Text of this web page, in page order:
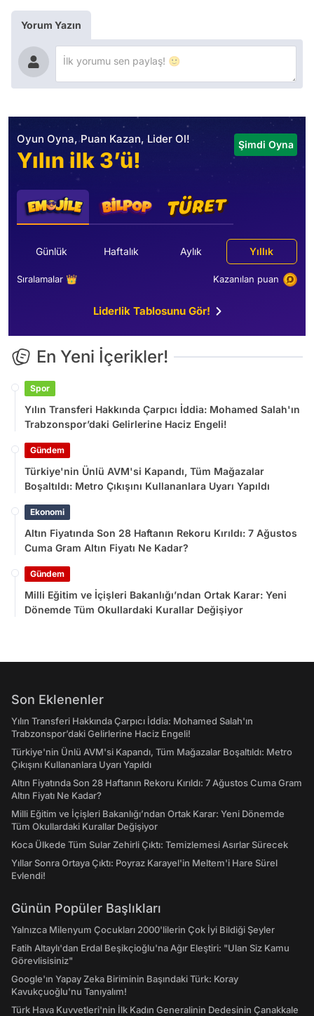
Yorum Yazın
Oyun Oyna, Puan Kazan, Lider Ol!
Yılın ilk 3’ü!
Şimdi Oyna
Günlük Haftalık Aylık Yıllık
Sıralamalar 👑 Kazanılan puan
Liderlik Tablosunu Gör!
En Yeni İçerikler!
Spor
Yılın Transferi Hakkında Çarpıcı İddia: Mohamed Salah'ın
Trabzonspor’daki Gelirlerine Haciz Engeli!
Gündem
Türkiye'nin Ünlü AVM'si Kapandı, Tüm Mağazalar
Boşaltıldı: Metro Çıkışını Kullananlara Uyarı Yapıldı
Ekonomi
Altın Fiyatında Son 28 Haftanın Rekoru Kırıldı: 7 Ağustos
Cuma Gram Altın Fiyatı Ne Kadar?
Gündem
Milli Eğitim ve İçişleri Bakanlığı’ndan Ortak Karar: Yeni
Dönemde Tüm Okullardaki Kurallar Değişiyor
Son Eklenenler
Yılın Transferi Hakkında Çarpıcı İddia: Mohamed Salah'ın
Trabzonspor’daki Gelirlerine Haciz Engeli!
Türkiye'nin Ünlü AVM'si Kapandı, Tüm Mağazalar Boşaltıldı: Metro
Çıkışını Kullananlara Uyarı Yapıldı
Altın Fiyatında Son 28 Haftanın Rekoru Kırıldı: 7 Ağustos Cuma Gram
Altın Fiyatı Ne Kadar?
Milli Eğitim ve İçişleri Bakanlığı’ndan Ortak Karar: Yeni Dönemde
Tüm Okullardaki Kurallar Değişiyor
Koca Ülkede Tüm Sular Zehirli Çıktı: Temizlemesi Asırlar Sürecek
Yıllar Sonra Ortaya Çıktı: Poyraz Karayel'in Meltem'i Hare Sürel
Evlendi!
Günün Popüler Başlıkları
Yalnızca Milenyum Çocukları 2000'lilerin Çok İyi Bildiği Şeyler
Fatih Altaylı'dan Erdal Beşikçioğlu'na Ağır Eleştiri: "Ulan Siz Kamu
Görevlisisiniz"
Google'ın Yapay Zeka Biriminin Başındaki Türk: Koray
Kavukçuoğlu'nu Tanıyalım!
Türk Hava Kuvvetleri'nin İlk Kadın Generalinin Dedesinin Çanakkale